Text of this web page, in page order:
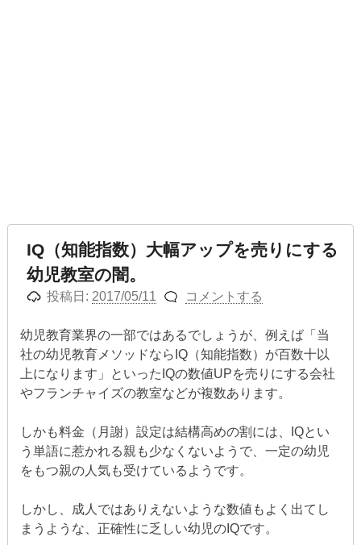
IQ（知能指数）大幅アップを売りにする
幼児教室の闇。
投稿日: 2017/05/11 コメントする
幼児教育業界の一部ではあるでしょうが、例えば「当
社の幼児教育メソッドならIQ（知能指数）が百数十以
上になります」といったIQの数値UPを売りにする会社
やフランチャイズの教室などが複数あります。
しかも料金（月謝）設定は結構高めの割には、IQとい
う単語に惹かれる親も少なくないようで、一定の幼児
をもつ親の人気も受けているようです。
しかし、成人ではありえないような数値もよく出てし
まうような、正確性に乏しい幼児のIQです。